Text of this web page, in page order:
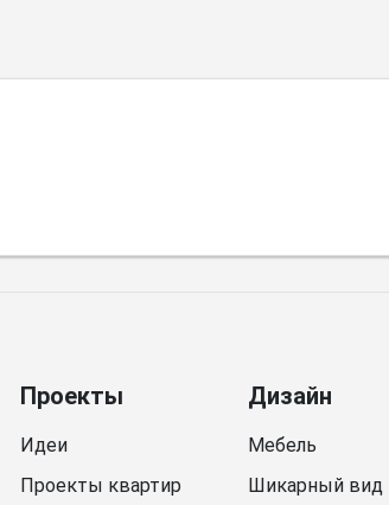
Проекты
Идеи
Проекты квартир
Дизайн
Мебель
Шикарный вид